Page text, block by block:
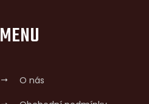
MENU
O nás